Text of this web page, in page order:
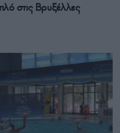
στις Βρυξέλλες